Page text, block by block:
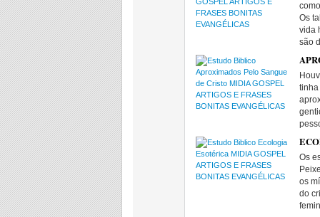
Os
vida
são
Os
os
do